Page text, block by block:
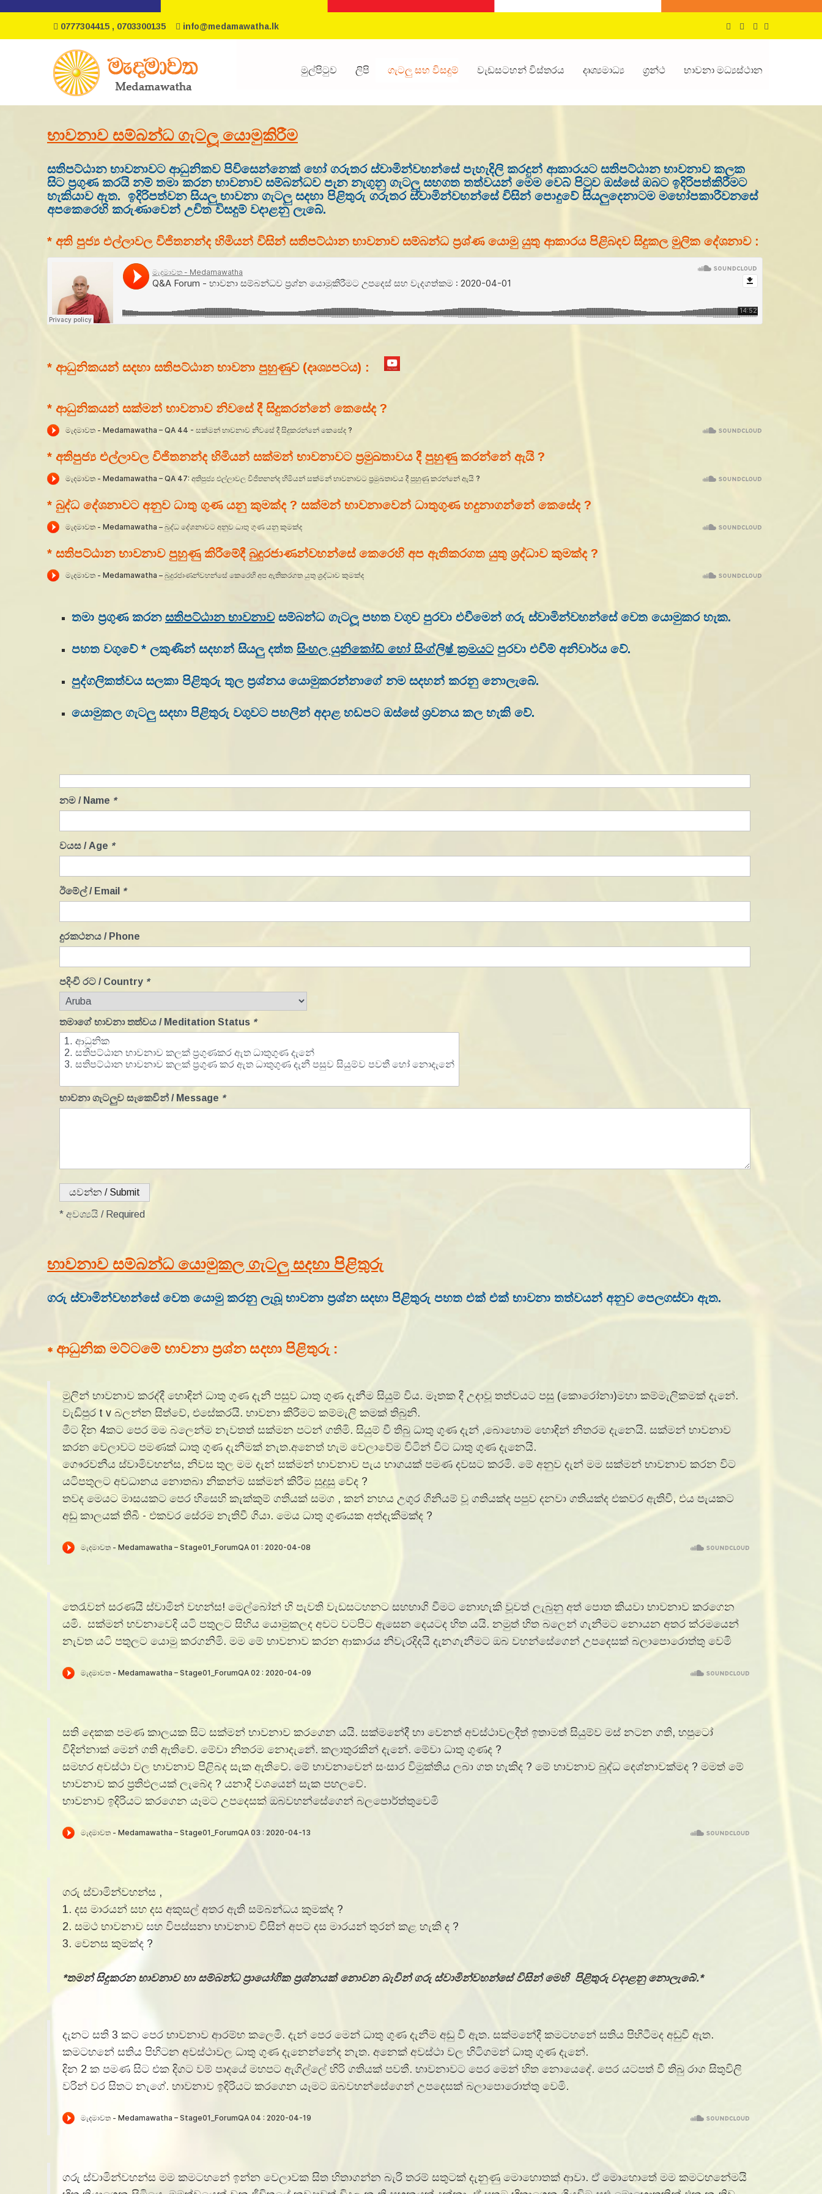
0777304415 , 0703300135 info@medamawatha.lk
මුල්පිටුව ලිපි ගැටලු සහ විසදුම් වැඩසටහන් විස්තරය දෘශ්‍යමාධ්‍ය ග්‍රන්ථ භාවනා මධ්‍යස්ථාන
භාවනාව සම්බන්ධ ගැටලූ යොමුකිරීම
සතිපට්ඨාන භාවනාවට ආධුනිකව පිවිසෙන්නෙක් හෝ ගරුතර ස්වාමින්වහන්සේ පැහැදිලි කරදුන් ආකාරයට සතිපට්ඨාන භාවනාව කලක
සිට ප්‍රගුණ කරයි නම් තමා කරන භාවනාව සම්බන්ධව පැන නැගුනු ගැටලු සහගත තත්වයන් මෙම වෙබ් පිටුව ඔස්සේ ඔබට ඉදිරිපත්කිරීමට
හැකියාව ඇත. ඉදිරිපත්වන සියලු භාවනා ගැටලු සදහා පිළිතුරු ගරුතර ස්වාමින්වහන්සේ විසින් පොදුවේ සියලුදෙනාටම මහෝපකාරීවනසේ
අපකෙරෙහි කරුණාවෙන් උචිත විසදුම් වදාළනු ලැබේ.
* අති පුජ්‍ය එල්ලාවල විජිතනන්ද හිමියන් විසින් සතිපට්ඨාන භාවනාව සම්බන්ධ ප්‍රශ්ණ යොමු යුතු ආකාරය පිළිබදව සිදුකල මුලික දේශනාව :
* ආධුනිකයන් සදහා සතිපට්ඨාන භාවනා පුහුණුව (දෘශ්‍යපටය) :
* ආධුනිකයන් සක්මන් භාවනාව නිවසේ දී සිදුකරන්නේ කෙසේද ?
* අතිපුජ්‍ය එල්ලාවල විජිතනන්ද හිමියන් සක්මන් භාවනාවට ප්‍රමුඛතාවය දී පුහුණු කරන්නේ ඇයි ?
* බුද්ධ දේශනාවට අනුව ධාතු ගුණ යනු කුමක්ද ? සක්මන් භාවනාවෙන් ධාතුගුණ හදුනාගන්නේ කෙසේද ?
* සතිපට්ඨාන භාවනාව පුහුණු කිරීමේදී බුදුරජාණන්වහන්සේ කෙරෙහි අප ඇතිකරගත යුතු ශ්‍රද්ධාව කුමක්ද ?
තමා ප්‍රගුණ කරන සතිපට්ඨාන භාවනාවසම්බන්ධ ගැටලූ පහත වගුව පුරවා එවීමෙන් ගරු ස්වාමින්වහන්සේ වෙත යොමුකර හැක.
පහත වගුවේ * ලකුණින් සදහන් සියලු දත්ත සිංහල යුනිකෝඩ් හෝ සිංග්ලිෂ් ක්‍රමයටපුරවා එවීම් අනිවාර්ය වේ.
පුද්ගලිකත්වය සලකා පිළිතුරු තුල ප්‍රශ්නය යොමුකරන්නාගේ නම සදහන් කරනු නොලැබේ.
යොමුකල ගැටලු සදහා පිළිතුරු වගුවට පහලින් අදාළ හඩපට ඔස්සේ ශ්‍රවනය කල හැකි වේ.
නම / Name *
වයස / Age *
ඊමේල් / Email *
දුරකථනය / Phone
පදිංචි රට / Country *
තමාගේ භාවනා තත්වය / Meditation Status *
භාවනා ගැටලුව සැකෙවින් / Message *
* අවශ්‍යයි / Required
භාවනාව සම්බන්ධ යොමුකල ගැටලු සදහා පිළිතුරු
ගරු ස්වාමින්වහන්සේ වෙත යොමු කරනු ලැබූ භාවනා ප්‍රශ්න සදහා පිළිතුරු පහත එක් එක් භාවනා තත්වයන් අනුව පෙලගස්වා ඇත.
∗ ආධුනික මට්ටමේ භාවනා ප්‍රශ්න සදහා පිළිතුරු :
මුලින් භාවනාව කරද්දී හොඳින් ධාතු ගුණ දැනී පසුව ධාතු ගුණ දැනීම සියුම් විය. මෑතක දී උදාවූ තත්වයට පසු (කොරෝනා)මහා කම්මැලිකමක් දැනේ.
වැඩිපුර t v බලන්න සිත්වේ, එසේකරයි. භාවනා කිරීමට කම්මැලි කමක් තිබුනි.
මීට දින 4කට පෙර මම බලෙන්ම නැවතත් සක්මන පටන් ගතිමි. සියුම් වී තිබු ධාතු ගුණ දැන් ,බොහොම හොඳින් නිතරම දැනෙයි. සක්මන් භාවනාව
කරන වෙලාවට පමණක් ධාතු ගුණ දැනීමක් නැත.අනෙත් හැම වෙලාවේම විටින් විට ධාතු ගුණ දැනෙයි.
ගෞරවනීය ස්වාමිවහන්ස, නිවස තුල මම දැන් සක්මන් භාවනාව පැය භාගයක් පමණ දවසට කරමි. මේ අනුව දැන් මම සක්මන් භාවනාව කරන විට
යටිපතුලට අවධානය නොතබා නිකන්ම සක්මන් කිරීම සුදුසු වේද ?
තවද මෙයට මාසයකට පෙර හිසෙහි කැක්කුම් ගතියක් සමග , කන් නහය උගුර ගිනියම් වූ ගතියක්ද පපුව දනවා ගතියක්ද එකවර ඇතිවී, එය පැයකට
අඩු කාලයක් තිබී - එකවර සේරම නැතිවී ගියා. මෙය ධාතු ගුණයක අත්දැකීමක්ද ?
තෙරැවන් සරණයි ස්වාමින් වහන්ස! මෙල්බෝන් හි පැවති වැඩසටහනට සහභාගි වීමට නොහැකි වූවත් ලැබුනු අත් පොත කියවා භාවනාව කරගෙන
යමි. සක්මන් භවනාවෙදි යටි පතුලට සිහිය යොමුකලද අවට වටපිට ඇසෙන දෙයටද හිත යයි. නමුත් හිත බලෙන් ගැනීමට නොයන අතර ක්රමයෙන්
නැවත යටි පතුලට යොමු කරගනිමි. මම මේ භාවනාව කරන ආකාරය නිවැරදිදයි දැනගැනීමට ඔබ වහන්සේගෙන් උපදෙසක් බලාපොරොත්තු වෙමි
සති දෙකක පමණ කාලයක සිට සක්මන් භාවනාව කරගෙන යයි. සක්මනේදී හා වෙනත් අවස්ථාවලදීත් ඉතාමත් සියුම්ව මස් නටන ගති, හපුටෝ
විදින්නාක් මෙන් ගති ඇතිවේ. මේවා නිතරම නොදැනේ. කලාතුරකින් දැනේ. මේවා ධාතු ගුණද ?
සමහර අවස්ථා වල භාවනාව පිළිබද සැක ඇතිවේ. මේ භාවනාවෙන් සංසාර විමුක්තිය ලබා ගත හැකිද ? මේ භාවනාව බුද්ධ දෙශ්නාවක්මද ? මමත් මේ
භාවනාව කර ප්‍රතිඵලයක් ලැබේද ? යනාදී වශයෙන් සැක පහලවේ.
භාවනාව ඉදිරියට කරගෙන යෑමට උපදෙසක් ඔබවහන්සේගෙන් බලපොර්ත්තුවෙමි
ගරු ස්වාමින්වහන්ස ,
1. දස මාරයන් සහ දස අකුසල් අතර ඇති සම්බන්ධය කුමක්ද ?
2. සමථ භාවනාව සහ විපස්සනා භාවනාව විසින් අපට දස මාරයන් තුරන් කළ හැකි ද ?
3. වෙනස කුමක්ද ?
*තමන් සිදුකරන භාවනාව හා සම්බන්ධ ප්‍රායෝගික ප්‍රශ්නයක් නොවන බැවින් ගරු ස්වාමින්වහන්සේ විසින් මෙහි පිළිතුරු වදාළනු නොලැබේ.*
දැනට සති 3 කට පෙර භාවනාව ආරම්භ කලෙමි. දැන් පෙර මෙන් ධාතු ගුණ දැනීම අඩු වී ඇත. සක්මනේදී කමටහනේ සතිය පිහිටීමද අඩුවී ඇත.
කමටහනේ සතිය පිහිටන අවස්ථාවල ධාතු ගුණ දැනෙන්නේද නැත. අනෙක් අවස්ථා වල හිටිගමන් ධාතු ගුණ දැනේ.
දින 2 ක පමණ සිට එක දිගට වම් පාදයේ මහපට ඇගිල්ලේ හිරි ගතියක් පවතී. භාවනාවට පෙර මෙන් හිත නොයෙදේ. පෙර යටපත් වී තිබු රාග සිතුවිලි
වරින් වර සිතට නැගේ. භාවනාව ඉදිරියට කරගෙන යෑමට ඔබවහන්සේගෙන් උපදෙසක් බලාපොරොත්තු වෙමි.
ගරු ස්වාමින්වහන්ස මම කමටහනේ ඉන්න වෙලාවක සිත හිතාගන්න බැරි තරම් සතුටක් දැනුණු මොහොතක් ආවා. ඒ මොහොතේ මම කමටහනේමයි